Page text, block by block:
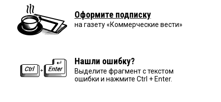
Оформите подписку
на газету «Коммерческие вести»
Нашли ошибку?
Выделите фрагмент с текстом
ошибки и нажмите Ctrl + Enter.